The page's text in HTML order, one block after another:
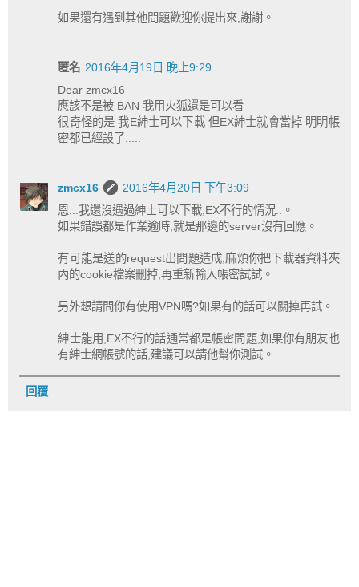
如果還有遇到其他問題歡迎你提出來,謝謝。
匿名 2016年4月19日 晚上9:29
Dear zmcx16
應該不是被 BAN 我用火狐還是可以看
很奇怪的是 我E紳士可以下載 但EX紳士就會當掉 明明帳
密都已經設了.....
zmcx16
2016年4月20日 下午3:09
恩...我還沒遇過紳士可以下載,EX不行的情況..。
如果錯誤都是作業逾時,就是那邊的server沒有回應。
有可能是送的request出問題造成,麻煩你把下載器資料夾
內的cookie檔案刪掉,再重新輸入帳密試試。
另外想請問你有使用VPN嗎?如果有的話可以關掉再試。
紳士能用,EX不行的話通常都是帳密問題,如果你有朋友也
有紳士網帳號的話,建議可以請他幫你測試。
回覆